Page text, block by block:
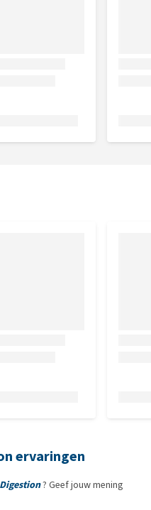
ervaringen
? Geef jouw mening